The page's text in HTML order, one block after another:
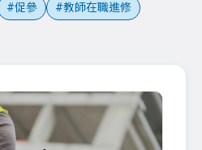
促參
教師在職進修